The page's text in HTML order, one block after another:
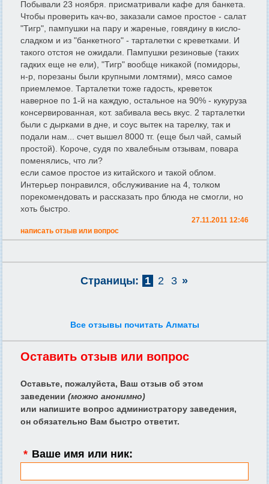
Побывали 23 ноября. присматривали кафе для банкета.
Чтобы проверить кач-во, заказали самое простое - салат
"Тигр", пампушки на пару и жареные, говядину в кисло-
сладком и из "банкетного" - тарталетки с креветками. И
такого отстоя не ожидали. Пампушки резиновые (таких
гадких еще не ели), "Тигр" вообще никакой (помидоры,
н-р, порезаны были крупными ломтями), мясо самое
приемлемое. Тарталетки тоже гадость, креветок
наверное по 1-й на каждую, остальное на 90% - кукуруза
консервированная, кот. забивала весь вкус. 2 тарталетки
были с дырками в дне, и соус вытек на тарелку, так и
подали нам... счет вышел 8000 тг. (еще был чай, самый
простой). Короче, судя по хвалебным отзывам, повара
поменялись, что ли?
если самое простое из китайского и такой облом.
Интерьер понравился, обслуживание на 4, толком
порекомендовать и рассказать про блюда не смогли, но
хоть быстро.
27.11.2011 12:46
написать отзыв или вопрос
Страницы: 1 2 3 »
Все отзывы почитать Алматы
Оставить отзыв или вопрос
Оставьте, пожалуйста, Ваш отзыв об этом
заведении (можно анонимно)
или напишите вопрос администратору заведения,
он обязательно Вам быстро ответит.
* Ваше имя или ник: